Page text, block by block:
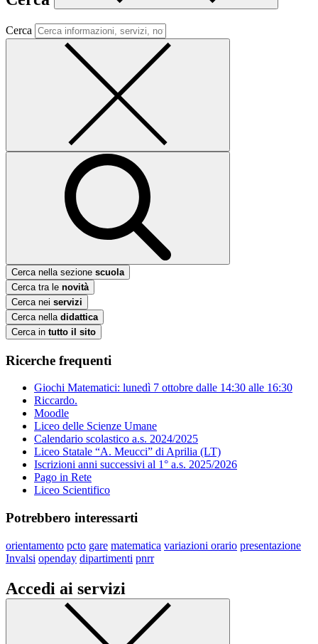
Cerca
Cerca nella sezione scuola
Cerca tra le novità
Cerca nei servizi
Cerca nella didattica
Cerca in tutto il sito
Ricerche frequenti
Giochi Matematici: lunedì 7 ottobre dalle 14:30 alle 16:30
Riccardo.
Moodle
Liceo delle Scienze Umane
Calendario scolastico a.s. 2024/2025
Liceo Statale “A. Meucci” di Aprilia (LT)
Iscrizioni anni successivi al 1° a.s. 2025/2026
Pago in Rete
Liceo Scientifico
Potrebbero interessarti
orientamento pcto gare matematica variazioni orario presentazione
Invalsi openday dipartimenti pnrr
Accedi ai servizi